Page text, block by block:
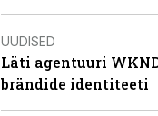
UUDISED
Läti agentuuri
brändide identiteeti